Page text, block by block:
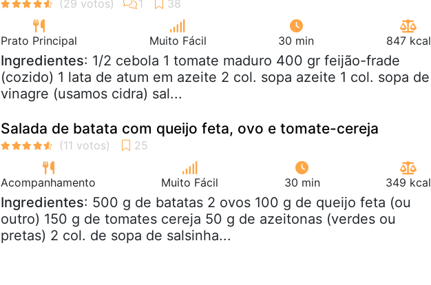
Prato Principal Muito Fácil 30 min 847 kcal
Ingredientes: 1/2 cebola 1 tomate maduro 400 gr feijão-frade
(cozido) 1 lata de atum em azeite 2 col. sopa azeite 1 col. sopa de
vinagre (usamos cidra) sal...
Salada de batata com queijo feta, ovo e tomate-cereja
Acompanhamento Muito Fácil 30 min 349 kcal
Ingredientes: 500 g de batatas 2 ovos 100 g de queijo feta (ou
outro) 150 g de tomates cereja 50 g de azeitonas (verdes ou
pretas) 2 col. de sopa de salsinha...